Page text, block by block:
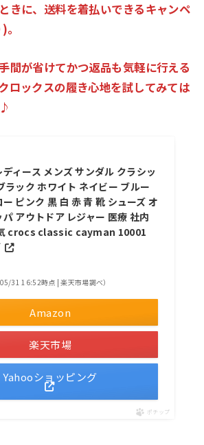
きに、送料を着払いできるキャンペ
間が省けてかつ返品も気軽に行える
ロックスの履き心地を試してみては
ィース メンズ サンダル クラシッ
ラック ホワイト ネイビー ブルー
ー ピンク 黒 白 赤 青 靴 シューズ オ
アウトドア レジャー 医療 社内
crocs classic cayman 10001
31 16:52時点 | 楽天市場調べ）
Amazon
楽天市場
Yahooショッピング
ポチップ